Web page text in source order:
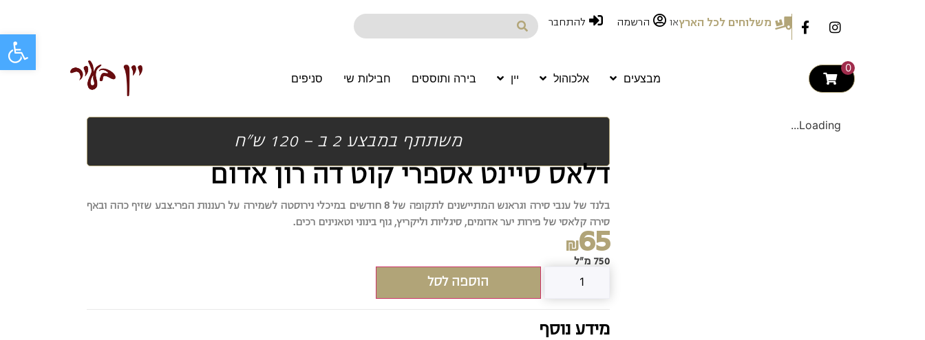
משלוחים לכל הארץאו הרשמה להתחבר
0
מבצעים אלכוהול יין בירה ותוססים חבילות שי סניפים
Loading...
משתתף במבצע 2 ב - 120 ש"ח
דלאס סיינט אספרי קוט דה רון אדום
בלנד של ענבי סירה וגראנש המתיישנים לתקופה של 8 חודשים במיכלי נירוסטה לשמירה על רעננות הפרי.
צבע שזיף כהה ובאף
סירה קלאסי של פירות יער אדומים, סיגליות וליקריץ, גוף בינוני וטאנינים רכים.
₪65
750 מ"ל
הוספה לסל
מידע נוסף
פתח